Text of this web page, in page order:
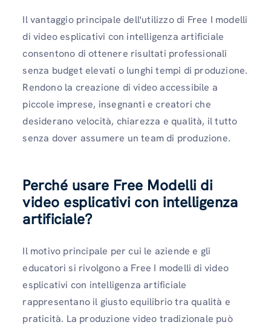
Il vantaggio principale dell'utilizzo di Free I modelli
di video esplicativi con intelligenza artificiale
consentono di ottenere risultati professionali
senza budget elevati o lunghi tempi di produzione.
Rendono la creazione di video accessibile a
piccole imprese, insegnanti e creatori che
desiderano velocità, chiarezza e qualità, il tutto
senza dover assumere un team di produzione.
Perché usare Free Modelli di
video esplicativi con intelligenza
artificiale?
Il motivo principale per cui le aziende e gli
educatori si rivolgono a Free I modelli di video
esplicativi con intelligenza artificiale
rappresentano il giusto equilibrio tra qualità e
praticità. La produzione video tradizionale può